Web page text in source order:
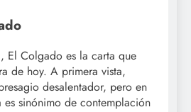
El Colgado es la carta que
de hoy. A primera vista,
desalentador, pero en
es sinónimo de contemplación